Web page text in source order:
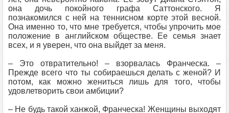
она дочь покойного графа Саттонского. Я
познакомился с ней на теннисном корте этой весной.
Она именно то, что мне требуется, чтобы упрочить мое
положение в английском обществе. Ее семья знает
всех, и я уверен, что она выйдет за меня.
– Это отвратительно! – взорвалась Франческа. –
Прежде всего что ты собираешься делать с женой? И
потом, как можно жениться лишь для того, чтобы
удовлетворить свои амбиции?
– Не будь такой ханжой, Франческа! Женщины выходят